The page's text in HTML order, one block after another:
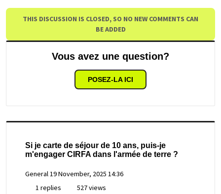
THIS DISCUSSION IS CLOSED, SO NO NEW COMMENTS CAN
BE ADDED
Vous avez une question?
POSEZ-LA ICI
Si je carte de séjour de 10 ans, puis-je
m'engager CIRFA dans l'armée de terre ?
General19 November, 2025 14:36
1 replies
527 views